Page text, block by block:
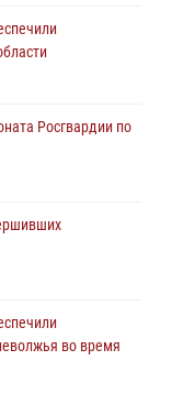
Росгвардии по
в городе Кашин
патриотическое
в Тверской области
Росгвардии по
во время